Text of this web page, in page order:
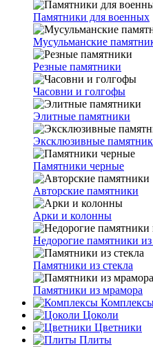
Памятники для военных
Мусульманские
Резные памятники
Часовни и голгофы
Элитные памятники
Эксклюзивные
Памятники черные
Авторские памятники
Арки и колонны
Недорогие памятники
Памятники из стекла
Памятники из мрамора
Цоколи
Цветники
Плиты